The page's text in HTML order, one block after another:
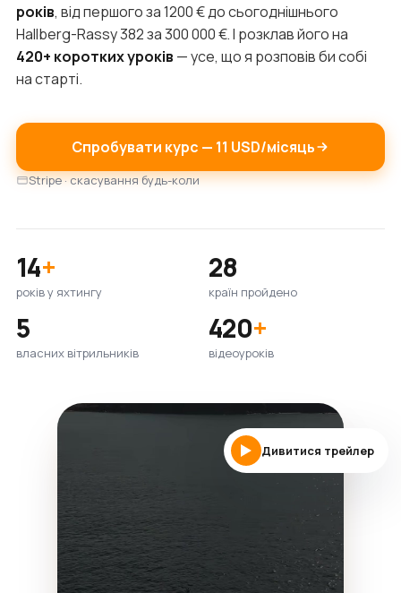
років, від першого за 1200 € до сьогоднішнього
Hallberg-Rassy 382 за 300 000 €. І розклав його на
420+ коротких уроків — усе, що я розповів би собі
на старті.
Спробувати курс — 11 USD/місяць
Stripe · скасування будь-коли
14+
років у яхтингу
28
країн пройдено
5
власних вітрильників
420+
відеоуроків
Дивитися трейлер